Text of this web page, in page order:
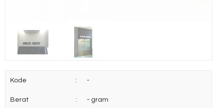
Kode : -
Berat : - gram